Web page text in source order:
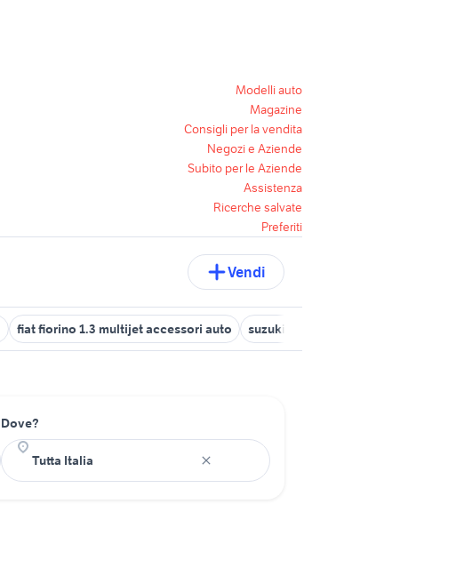
Modelli auto
Magazine
Consigli per la vendita
Negozi e Aziende
Subito per le Aziende
Assistenza
Ricerche salvate
Preferiti
Vendi
fiat fiorino 1.3 multijet accessori auto suzuki jimny usato lazio
Dove?